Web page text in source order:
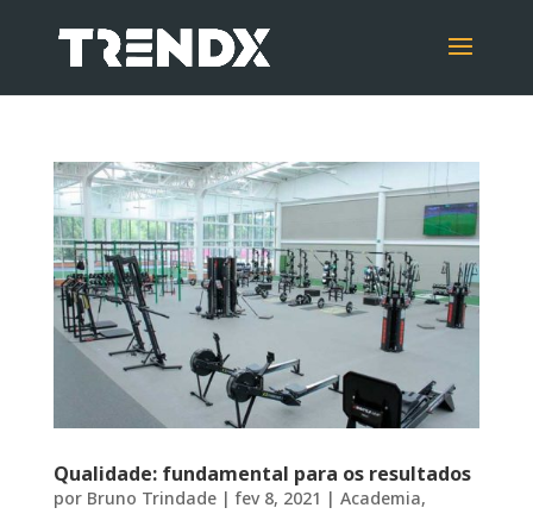
Qualidade: fundamental para os resultados
por Bruno Trindade|fev 8, 2021 | Academia,